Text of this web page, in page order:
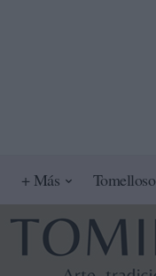
+ Más Tomelloso